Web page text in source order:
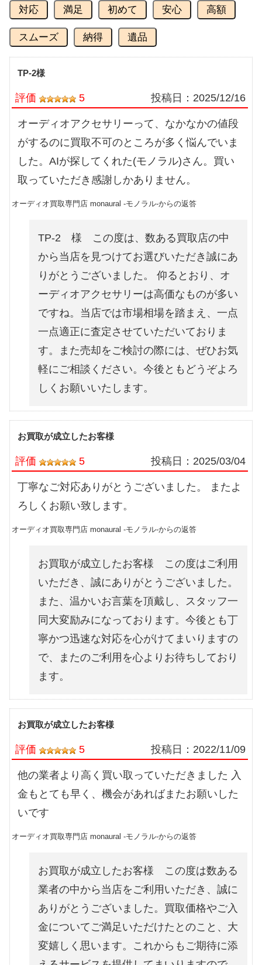
対応 満足 初めて 安心 高額
スムーズ 納得 遺品
TP-2様
評価 5 投稿日： 2025/12/16
オーディオアクセサリーって、なかなかの値段
がするのに買取不可のところが多く悩んでいま
した。AIが探してくれた(モノラル)さん。買い
取っていただき感謝しかありません。
オーディオ買取専門店 monaural -モノラル-からの返答
TP-2 様 この度は、数ある買取店の中
から当店を見つけてお選びいただき誠にあ
りがとうございました。 仰るとおり、オ
ーディオアクセサリーは高価なものが多い
ですね。当店では市場相場を踏まえ、一点
一点適正に査定させていただいておりま
す。また売却をご検討の際には、ぜひお気
軽にご相談ください。今後ともどうぞよろ
しくお願いいたします。
お買取が成立したお客様
評価 5 投稿日： 2025/03/04
丁寧なご対応ありがとうございました。 またよ
ろしくお願い致します。
オーディオ買取専門店 monaural -モノラル-からの返答
お買取が成立したお客様 この度はご利用
いただき、誠にありがとうございました。
また、温かいお言葉を頂戴し、スタッフ一
同大変励みになっております。今後とも丁
寧かつ迅速な対応を心がけてまいりますの
で、またのご利用を心よりお待ちしており
ます。
お買取が成立したお客様
評価 5 投稿日： 2022/11/09
他の業者より高く買い取っていただきました 入
金もとても早く、機会があればまたお願いした
いです
オーディオ買取専門店 monaural -モノラル-からの返答
お買取が成立したお客様 この度は数ある
業者の中から当店をご利用いただき、誠に
ありがとうございました。買取価格やご入
金についてご満足いただけたとのこと、大
変嬉しく思います。これからもご期待に添